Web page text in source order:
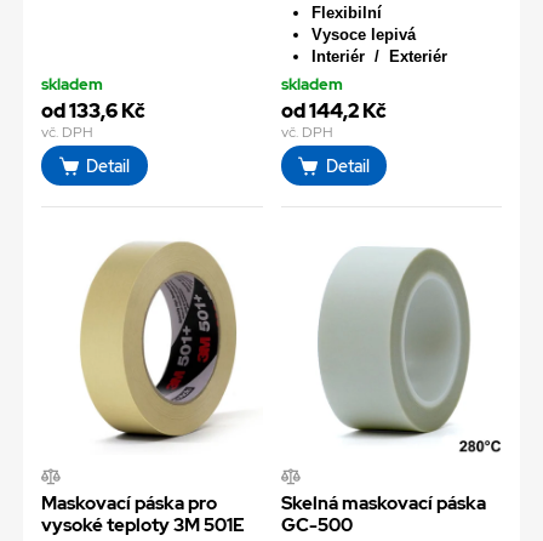
skladem
od 133,6 Kč
vč. DPH
Detail
Flexibilní
Vysoce lepivá
Interiér / Exteriér
skladem
od 144,2 Kč
vč. DPH
Detail
Maskovací páska pro
vysoké teploty 3M 501E
Skelná maskovací páska
GC-500